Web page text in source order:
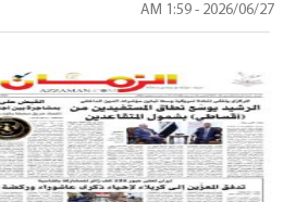
2026/06/27 - 1:59 AM